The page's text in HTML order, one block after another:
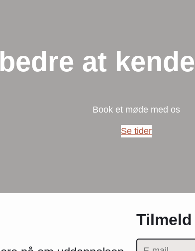
at kende
Book et møde med os
Se tider